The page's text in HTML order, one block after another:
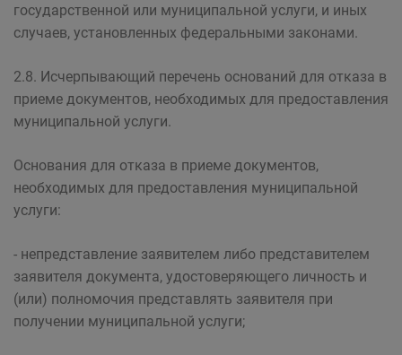
государственной или муниципальной услуги, и иных
случаев, установленных федеральными законами.
2.8. Исчерпывающий перечень оснований для отказа в
приеме документов, необходимых для предоставления
муниципальной услуги.
Основания для отказа в приеме документов,
необходимых для предоставления муниципальной
услуги:
- непредставление заявителем либо представителем
заявителя документа, удостоверяющего личность и
(или) полномочия представлять заявителя при
получении муниципальной услуги;